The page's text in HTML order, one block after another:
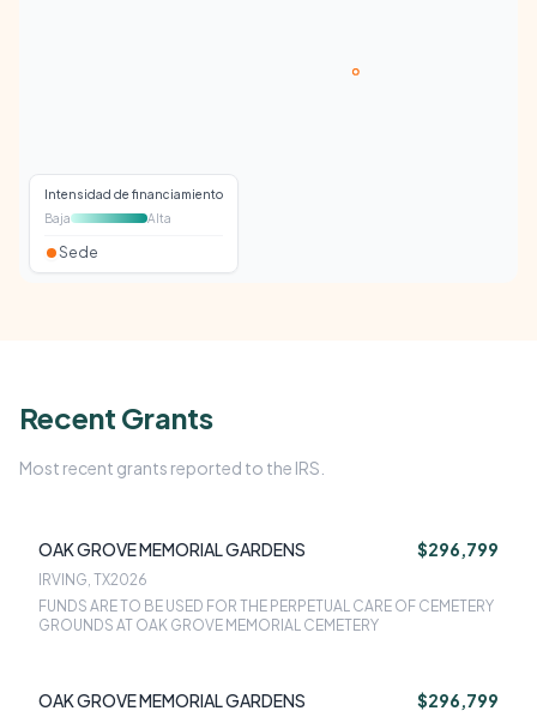
Intensidad de financiamiento
Baja
Alta
Sede
Recent Grants
Most recent grants reported to the IRS.
OAK GROVE MEMORIAL GARDENS $296,799
IRVING, TX2026
FUNDS ARE TO BE USED FOR THE PERPETUAL CARE OF CEMETERY
GROUNDS AT OAK GROVE MEMORIAL CEMETERY
OAK GROVE MEMORIAL GARDENS $296,799